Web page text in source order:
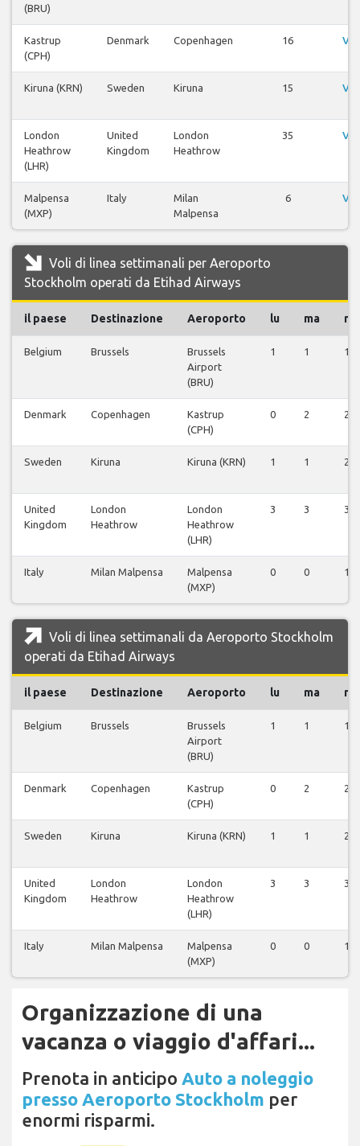
(BRU)
Kastrup
(CPH)
Denmark Copenhagen 16
Kiruna (KRN) Sweden Kiruna 15
London
Heathrow
(LHR)
United
Kingdom
London
Heathrow
35
Malpensa
(MXP)
Italy
Milan
Malpensa
6
Voli di linea settimanali per Aeroporto
Stockholm operati da Etihad Airways
il paese Destinazione Aeroporto lu ma me
Belgium Brussels
Brussels
Airport
(BRU)
1 1 1
Denmark Copenhagen
Kastrup
(CPH)
0 2 2
Sweden Kiruna Kiruna (KRN) 1 1 2
United
Kingdom
London
Heathrow
London
Heathrow
(LHR)
3 3 3
Italy Milan Malpensa
Malpensa
(MXP)
0 0 1
Voli di linea settimanali da Aeroporto Stockholm
operati da Etihad Airways
il paese Destinazione Aeroporto lu ma me
Belgium Brussels
Brussels
Airport
(BRU)
1 1 1
Denmark Copenhagen
Kastrup
(CPH)
0 2 2
Sweden Kiruna Kiruna (KRN) 1 1 2
United
Kingdom
London
Heathrow
London
Heathrow
(LHR)
3 3 3
Italy Milan Malpensa
Malpensa
(MXP)
0 0 1
Organizzazione di una
vacanza o viaggio d'affari...
Prenota in anticipo Auto a noleggio
presso Aeroporto Stockholm per
enormi risparmi.